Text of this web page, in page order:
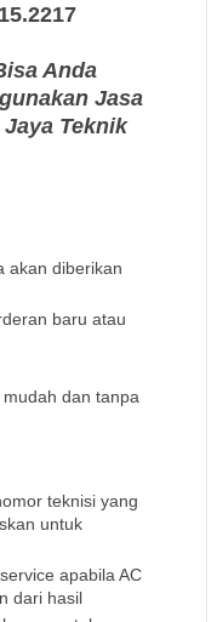
Anda
Jasa
Teknik
akan diberikan
baru atau
dan tanpa
teknisi yang
untuk
apabila AC
dari hasil